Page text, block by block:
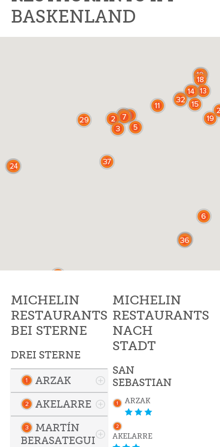
BASKENLAND
MICHELIN
RESTAURANTS
BEI STERNE
DREI STERNE
ARZAK
AKELARRE
MARTÍN
BERASATEGUI
MICHELIN
RESTAURANTS
NACH
STADT
SAN
SEBASTIAN
ARZAK
AKELARRE